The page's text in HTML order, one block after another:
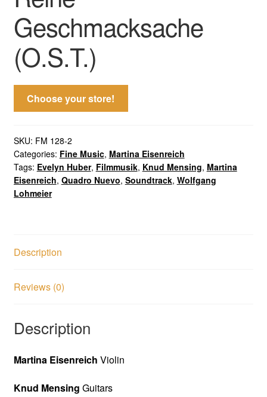
Geschmacksache
(O.S.T.)
Choose your store!
SKU: FM 128-2
Categories: Fine Music, Martina Eisenreich
Tags: Evelyn Huber, Filmmusik, Knud Mensing, Martina
Eisenreich, Quadro Nuevo, Soundtrack, Wolfgang
Lohmeier
Description
Reviews (0)
Description
Martina Eisenreich Violin
Knud Mensing Guitars